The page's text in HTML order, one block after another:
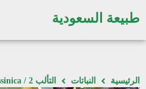
طبيعة السعودية
الرئيسية النباتات التألب 2 / Searsia glutinosa subsp. abyssinica